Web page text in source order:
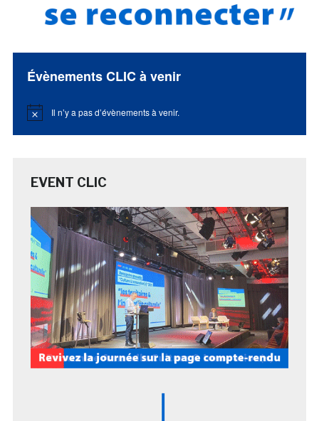
Évènements CLIC à venir
Notice Il n’y a pas d’évènements à venir.
EVENT CLIC